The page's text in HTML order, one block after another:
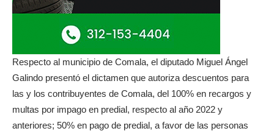
Respecto al municipio de Comala, el diputado Miguel Ángel
Galindo presentó el dictamen que autoriza descuentos para
las y los contribuyentes de Comala, del 100% en recargos y
multas por impago en predial, respecto al año 2022 y
anteriores; 50% en pago de predial, a favor de las personas